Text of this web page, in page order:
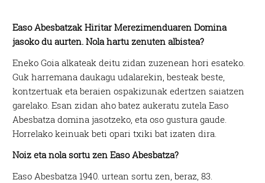
Easo Abesbatzak Hiritar Merezimenduaren Domina
jasoko du aurten. Nola hartu zenuten albistea?
Eneko Goia alkateak deitu zidan zuzenean hori esateko.
Guk harremana daukagu udalarekin, besteak beste,
kontzertuak eta beraien ospakizunak edertzen saiatzen
garelako. Esan zidan aho batez aukeratu zutela Easo
Abesbatza domina jasotzeko, eta oso gustura gaude.
Horrelako keinuak beti opari txiki bat izaten dira.
Noiz eta nola sortu zen Easo Abesbatza?
Easo Abesbatza 1940. urtean sortu zen, beraz, 83.